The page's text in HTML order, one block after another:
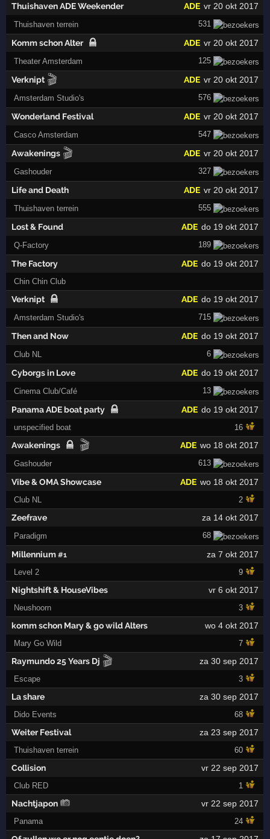
Thuishaven ADE Weekender vr 20 okt 2017
ADE
Thuishaven terrein 531
Komm schon Alter vr 20 okt 2017
ADE
Theater Amsterdam 125
Verknipt 🎬 vr 20 okt 2017
ADE
Amsterdam Studio's 576
Wonderland Festival vr 20 okt 2017
ADE
Casco Amsterdam 547
Awakenings 🎬 vr 20 okt 2017
ADE
Gashouder 327
Life and Death vr 20 okt 2017
ADE
Thuishaven terrein 555
Lost & Found do 19 okt 2017
ADE
Q-Factory 189
The Factory do 19 okt 2017
ADE
Chin Chin Club
Verknipt do 19 okt 2017
ADE
Amsterdam Studio's 715
Then and Now do 19 okt 2017
ADE
Club NL 6
Cyborgs in Love do 19 okt 2017
ADE
Cinema Club/Café 13
Panama ADE boat party do 19 okt 2017
ADE
unspecified boat 16
Awakenings 🎬 wo 18 okt 2017
ADE
Gashouder 613
Vibe & OMA Showcase wo 18 okt 2017
ADE
Club NL 2
Zeefrave za 14 okt 2017
Paradigm 68
Millennium #1 za 7 okt 2017
Level 2 9
Nightshift & HouseVibes vr 6 okt 2017
Neushoorn 3
komm schon Mary & go wild Alters wo 4 okt 2017
Mary Go Wild 7
Raymundo 25 Years Dj 🎬 za 30 sep 2017
Escape 3
La share za 30 sep 2017
Dido Events 68
Weiter Festival za 23 sep 2017
Thuishaven terrein 60
Collision vr 22 sep 2017
Club RED 1
Nachtjapon vr 22 sep 2017
Panama 24